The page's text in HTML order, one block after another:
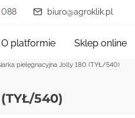
088 biuro@agroklik.pl
O platformie Sklep online
pielęgnacyjna Jolly 180 (TYŁ/540)
540)